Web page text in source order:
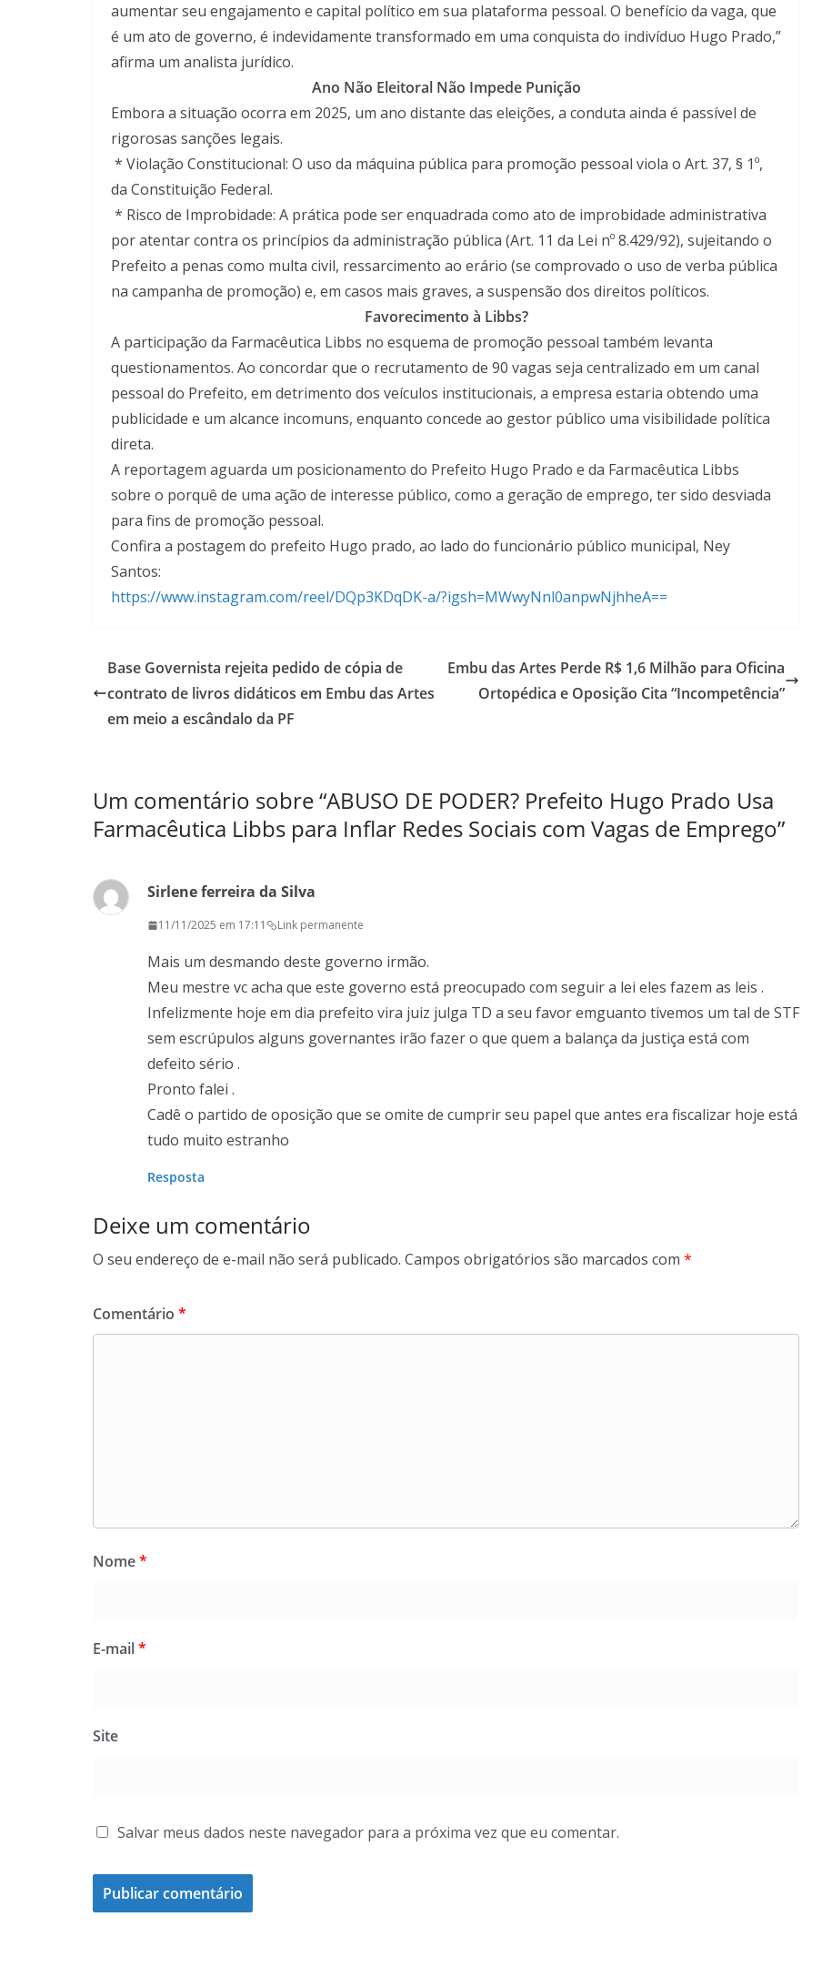
aumentar seu engajamento e capital político em sua plataforma pessoal. O benefício da vaga, que
é um ato de governo, é indevidamente transformado em uma conquista do indivíduo Hugo Prado,”
afirma um analista jurídico.
Ano Não Eleitoral Não Impede Punição
Embora a situação ocorra em 2025, um ano distante das eleições, a conduta ainda é passível de
rigorosas sanções legais.
* Violação Constitucional: O uso da máquina pública para promoção pessoal viola o Art. 37, § 1º,
da Constituição Federal.
* Risco de Improbidade: A prática pode ser enquadrada como ato de improbidade administrativa
por atentar contra os princípios da administração pública (Art. 11 da Lei nº 8.429/92), sujeitando o
Prefeito a penas como multa civil, ressarcimento ao erário (se comprovado o uso de verba pública
na campanha de promoção) e, em casos mais graves, a suspensão dos direitos políticos.
Favorecimento à Libbs?
A participação da Farmacêutica Libbs no esquema de promoção pessoal também levanta
questionamentos. Ao concordar que o recrutamento de 90 vagas seja centralizado em um canal
pessoal do Prefeito, em detrimento dos veículos institucionais, a empresa estaria obtendo uma
publicidade e um alcance incomuns, enquanto concede ao gestor público uma visibilidade política
direta.
A reportagem aguarda um posicionamento do Prefeito Hugo Prado e da Farmacêutica Libbs
sobre o porquê de uma ação de interesse público, como a geração de emprego, ter sido desviada
para fins de promoção pessoal.
Confira a postagem do prefeito Hugo prado, ao lado do funcionário público municipal, Ney
Santos:
https://www.instagram.com/reel/DQp3KDqDK-a/?igsh=MWwyNnl0anpwNjhheA==
Base Governista rejeita pedido de cópia de
contrato de livros didáticos em Embu das Artes
em meio a escândalo da PF
Embu das Artes Perde R$ 1,6 Milhão para Oficina
Ortopédica e Oposição Cita “Incompetência”
Um comentário sobre “ABUSO DE PODER? Prefeito Hugo Prado Usa
Farmacêutica Libbs para Inflar Redes Sociais com Vagas de Emprego”
Sirlene ferreira da Silva
11/11/2025 em 17:11 Link permanente
Mais um desmando deste governo irmão.
Meu mestre vc acha que este governo está preocupado com seguir a lei eles fazem as leis .
Infelizmente hoje em dia prefeito vira juiz julga TD a seu favor emguanto tivemos um tal de STF
sem escrúpulos alguns governantes irão fazer o que quem a balança da justiça está com
defeito sério .
Pronto falei .
Cadê o partido de oposição que se omite de cumprir seu papel que antes era fiscalizar hoje está
tudo muito estranho
Resposta
Deixe um comentário
O seu endereço de e-mail não será publicado. Campos obrigatórios são marcados com *
Comentário *
Nome*
E-mail*
Site
Salvar meus dados neste navegador para a próxima vez que eu comentar.